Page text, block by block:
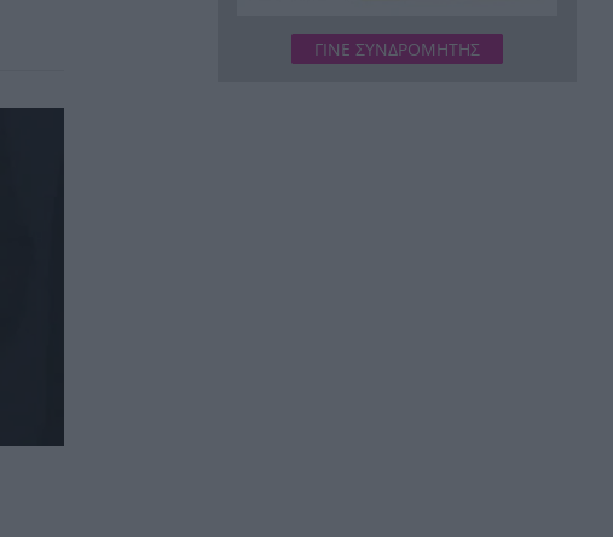
Τραγωδία, ανασύρθηκε νεκρός
43χρονος από τη θάλασσα
ΓΙΝΕ ΣΥΝΔΡΟΜΗΤΗΣ